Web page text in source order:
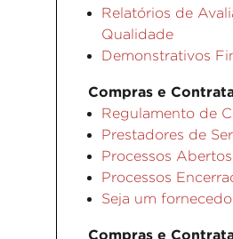
Relatórios de
Qualidade
Demonstrativos
Compras e
Regulamento de
Prestadores de
Processos Abertos
Processos
Seja um
Compras e